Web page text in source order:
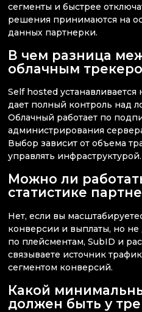
сегменты и быстрее
решения принимаются на
данных партнерки.
В чем разница
облачным
Self hosted
дает полный контроль над
Облачный работает по
администрирования
Выбор зависит от объема
управлять инфраструктурой.
Можно ли
статистике
Нет, если вы
конверсии и выплаты, но не
по плейсментам, SubID и
связываете источник
сегментом конверсий.
Какой
должен быть у